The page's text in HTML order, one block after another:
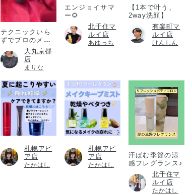
テクニックいら
ずでプロのメイ
ク仕上がりを✨
大丸京都
店
まりな
エンジョイサマ
ー🌻
北千住マ
ルイ店
あゆっち
【1本で叶う、
2way洗顔】
有楽町マ
ルイ店
けんしん
札幌アピ
ア店
たかはし
札幌アピ
ア店
たかはし
汗ばむ季節の涼
感フレグランス♪
北千住マ
ルイ店
たかはし